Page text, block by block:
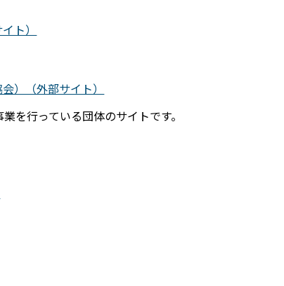
ト）
）（外部サイト）
を行っている団体のサイトです。